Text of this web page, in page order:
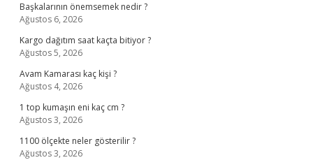
Başkalarının önemsemek nedir ?
Ağustos 6, 2026
Kargo dağıtım saat kaçta bitiyor ?
Ağustos 5, 2026
Avam Kamarası kaç kişi ?
Ağustos 4, 2026
1 top kumaşın eni kaç cm ?
Ağustos 3, 2026
1100 ölçekte neler gösterilir ?
Ağustos 3, 2026